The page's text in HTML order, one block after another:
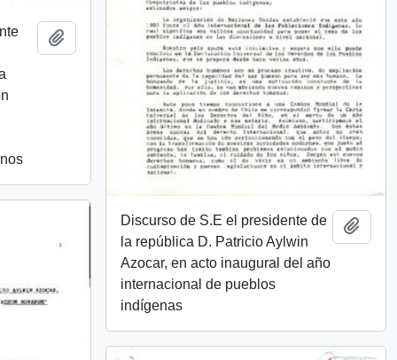
Añadir al portapapeles
Discurso de S.E el presidente de
la república D. Patricio Aylwin
Azocar, en acto inaugural del año
internacional de pueblos
indígenas